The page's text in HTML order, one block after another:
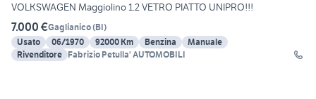
VOLKSWAGEN Maggiolino 1.2 VETRO PIATTO UNIPRO!!!
7.000 €Gaglianico(BI)
Usato
06/1970 92000 Km Benzina
Manuale
Rivenditore Fabrizio Petulla' AUTOMOBILI